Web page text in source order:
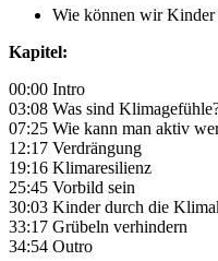
Wie können wir
Kapitel:
00:00 Intro
03:08 Was sind
07:25 Wie kann man aktiv
12:17 Verdrängung
19:16 Klimaresilienz
25:45 Vorbild sein
30:03 Kinder durch die
33:17 Grübeln verhindern
34:54 Outro